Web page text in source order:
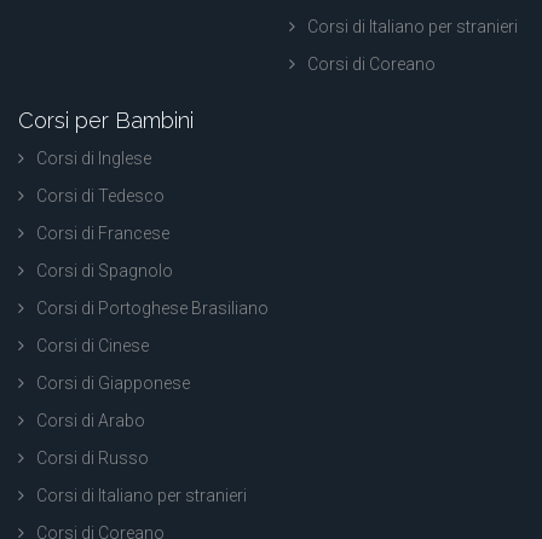
Corsi di Italiano per stranieri
Corsi di Coreano
Corsi per Bambini
Corsi di Inglese
Corsi di Tedesco
Corsi di Francese
Corsi di Spagnolo
Corsi di Portoghese Brasiliano
Corsi di Cinese
Corsi di Giapponese
Corsi di Arabo
Corsi di Russo
Corsi di Italiano per stranieri
Corsi di Coreano